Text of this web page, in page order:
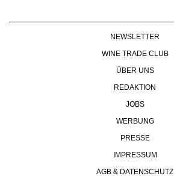
NEWSLETTER
WINE TRADE CLUB
ÜBER UNS
REDAKTION
JOBS
WERBUNG
PRESSE
IMPRESSUM
AGB & DATENSCHUTZ